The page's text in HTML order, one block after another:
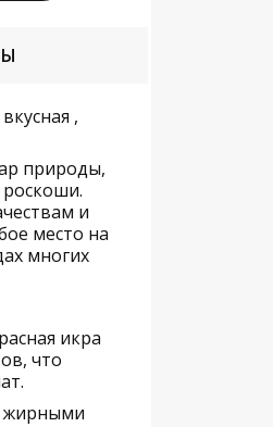
,
природы,
роскоши.
и
место на
многих
икра
что
жирными